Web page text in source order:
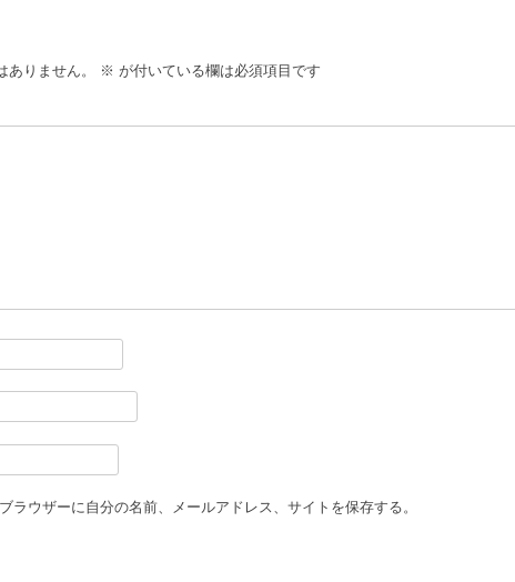
りません。 ※ が付いている欄は必須項目です
ラウザーに自分の名前、メールアドレス、サイトを保存する。